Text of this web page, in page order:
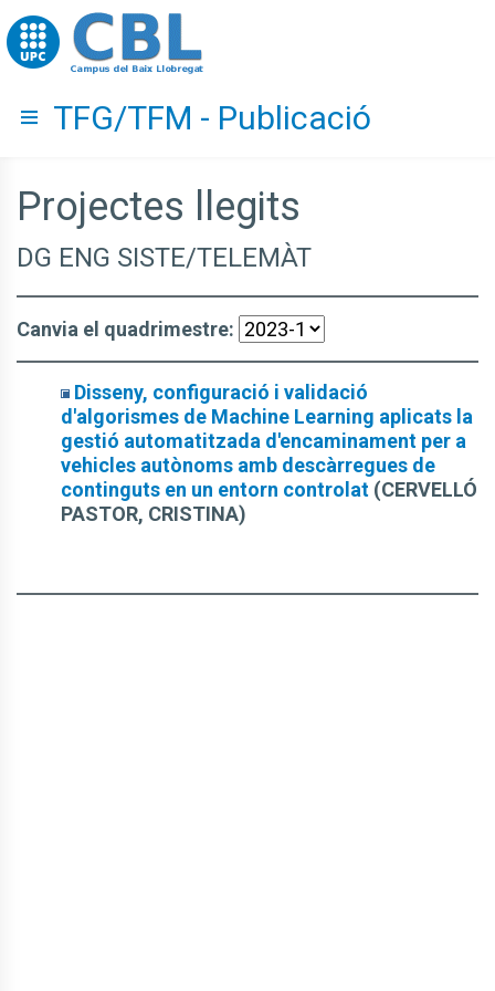
Go to upc.edu
Hide menu
TFG/TFM - Publicació
Projectes llegits
DG ENG SISTE/TELEMÀT
Canvia el quadrimestre:
Disseny, configuració i validació
d'algorismes de Machine Learning aplicats la
gestió automatitzada d'encaminament per a
vehicles autònoms amb descàrregues de
continguts en un entorn controlat (CERVELLÓ
PASTOR, CRISTINA)